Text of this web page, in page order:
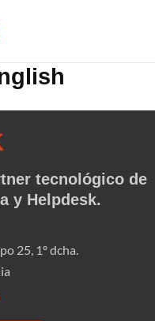
tecnológico de
y Helpdesk.
25, 1º dcha.